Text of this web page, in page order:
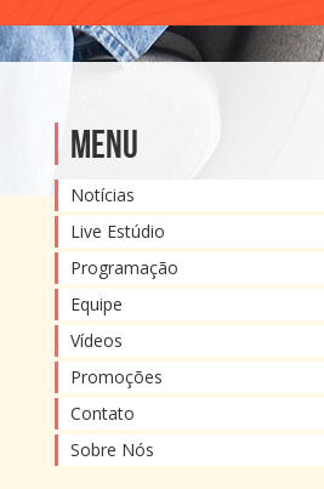
Menu
Notícias
Live Estúdio
Programação
Equipe
Vídeos
Promoções
Contato
Sobre Nós